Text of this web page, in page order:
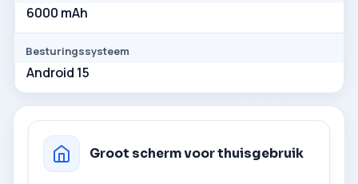
6000 mAh
Besturingssysteem
Android 15
Groot scherm voor thuisgebruik